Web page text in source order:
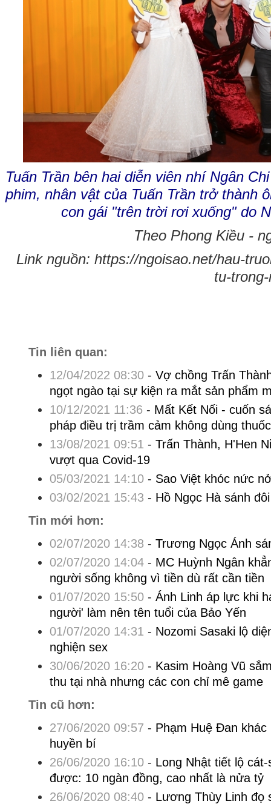
Tuấn Trần bên hai diễn viên nhí Ngân
phim, nhân vật của Tuấn Trần trở thành
con gái "trên trời rơi xuống" do
Theo Phong Kiều -
Link nguồn: https://ngoisao.net/hau-
tu-
Tin liên quan:
12/04/2022 08:30 - Vợ chồng Trấn
ngọt ngào tại sự kiện ra mắt sản phẩm
10/12/2021 11:36 - Mất Kết Nối - cuốn
pháp điều trị trầm cảm không dùng thuốc
13/08/2021 09:51 - Trấn Thành, H'Hen
vượt qua Covid-19
05/03/2021 14:10 - Sao Việt khóc nức
03/02/2021 15:43 - Hồ Ngọc Hà sánh
Tin mới hơn:
02/07/2020 14:38 - Trương Ngọc Ánh
02/07/2020 14:04 - MC Huỳnh Ngân
người sống không vì tiền dù rất cần tiền
01/07/2020 15:50 - Ánh Linh áp lực khi
người' làm nên tên tuổi của Bảo Yến
01/07/2020 14:31 - Nozomi Sasaki lộ
nghiện sex
30/06/2020 16:20 - Kasim Hoàng Vũ
thu tại nhà nhưng các con chỉ mê game
Tin cũ hơn:
27/06/2020 09:57 - Phạm Huệ Đan
huyền bí
26/06/2020 16:10 - Long Nhật tiết lộ
được: 10 ngàn đồng, cao nhất là nửa tỷ
26/06/2020 08:40 - Lương Thùy Linh đọ